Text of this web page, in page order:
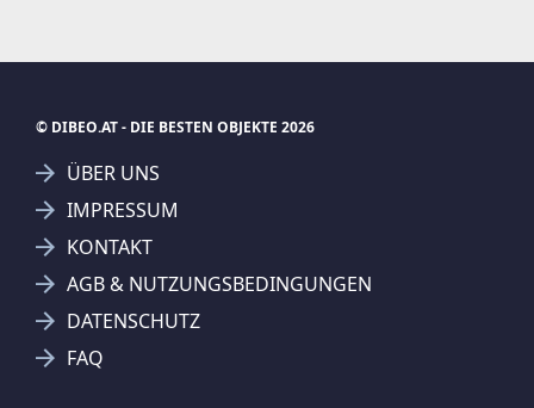
Sie weitere Filter!
in den Datenschutzbestimmungen
zu.
© DIBEO.AT - DIE BESTEN OBJEKTE 2026
ÜBER UNS
IMPRESSUM
KONTAKT
AGB & NUTZUNGSBEDINGUNGEN
DATENSCHUTZ
FAQ